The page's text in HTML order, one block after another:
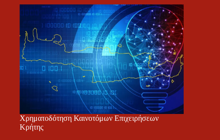
Χρηματοδότηση Καινοτόμων Επιχειρήσεων
Κρήτης